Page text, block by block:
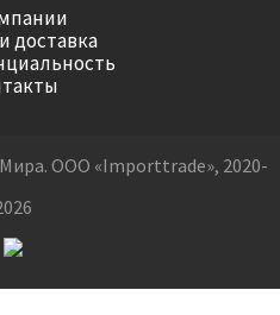
доставка
ООО «Importtrade», 2020-